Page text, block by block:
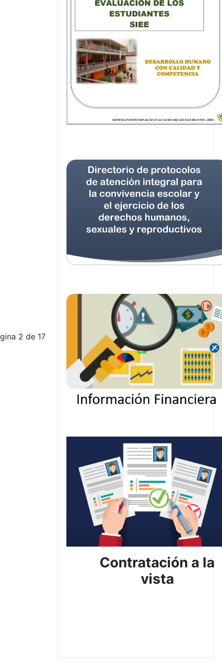
2 de 17
Contratación a la
vista